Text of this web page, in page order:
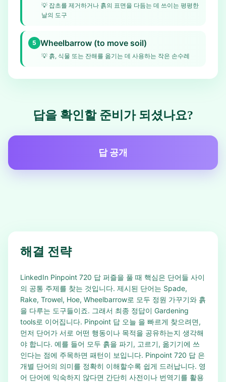
💡 잡초를 제거하거나 흙의 표면을 다듬는 데 쓰이는 평평한
날의 도구
5 Wheelbarrow (to move soil)
💡 흙, 식물 또는 잔해를 옮기는 데 사용하는 작은 손수레
답을 확인할 준비가 되셨나요?
답 공개
해결 전략
LinkedIn Pinpoint 720 답 퍼즐을 풀 때 핵심은 단어들 사이
의 공통 주제를 찾는 것입니다. 제시된 단어는 Spade,
Rake, Trowel, Hoe, Wheelbarrow로 모두 정원 가꾸기와 흙
을 다루는 도구들이죠. 그래서 최종 정답이 Gardening
tools로 이어집니다. Pinpoint 답 오늘 을 빠르게 찾으려면,
먼저 단어가 서로 어떤 행동이나 목적을 공유하는지 생각해
야 합니다. 예를 들어 모두 흙을 파기, 고르기, 옮기기에 쓰
인다는 점에 주목하면 패턴이 보입니다. Pinpoint 720 답 은
개별 단어의 의미를 정확히 이해할수록 쉽게 드러납니다. 영
어 단어에 익숙하지 않다면 간단히 사전이나 번역기를 활용